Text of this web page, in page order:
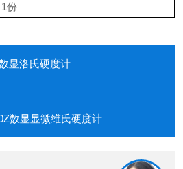
1份
显洛氏硬度计
数显显微维氏硬度计